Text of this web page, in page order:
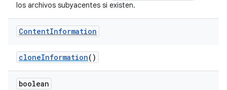
los archivos subyacentes si existen.
ContentInformation
cloneInformation()
boolean